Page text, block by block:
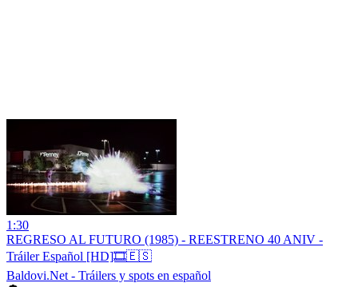
1:30
REGRESO AL FUTURO (1985) - REESTRENO 40 ANIV -
Tráiler Español [HD]🎞️🇪🇸
Baldovi.Net - Tráilers y spots en español